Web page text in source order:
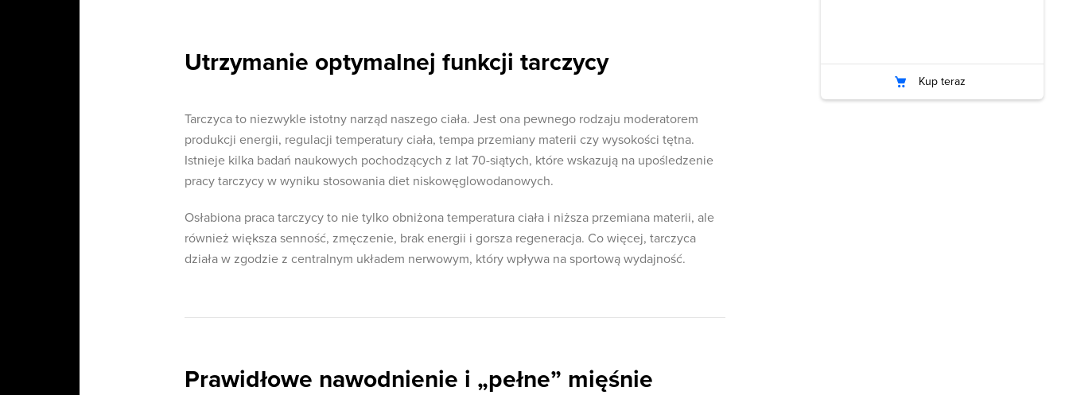
Utrzymanie optymalnej funkcji tarczycy
Tarczyca to niezwykle istotny narząd naszego ciała. Jest ona pewnego rodzaju moderatorem
produkcji energii, regulacji temperatury ciała, tempa przemiany materii czy wysokości tętna.
Istnieje kilka badań naukowych pochodzących z lat 70-siątych, które wskazują na upośledzenie
pracy tarczycy w wyniku stosowania diet niskowęglowodanowych.
Osłabiona praca tarczycy to nie tylko obniżona temperatura ciała i niższa przemiana materii, ale
również większa senność, zmęczenie, brak energii i gorsza regeneracja. Co więcej, tarczyca
działa w zgodzie z centralnym układem nerwowym, który wpływa na sportową wydajność.
Prawidłowe nawodnienie i „pełne” mięśnie
Kup teraz